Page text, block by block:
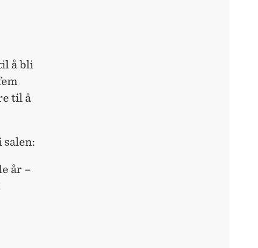
å bli
til å
år –